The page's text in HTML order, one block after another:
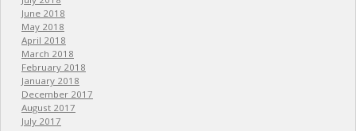
June 2018
May 2018
April 2018
March 2018
February 2018
January 2018
December 2017
August 2017
July 2017